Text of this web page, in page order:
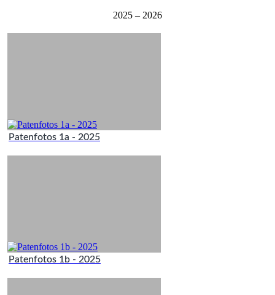
2025 – 2026
Patenfotos 1a - 2025
Patenfotos 1b - 2025